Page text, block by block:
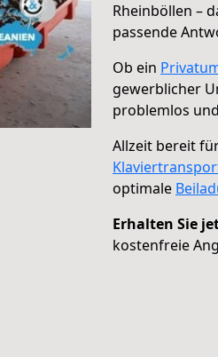
Rheinböllen –
passende
Ob ein
gewerblicher
problemlos
Allzeit bereit
optimale
Erhalten Sie
kostenfreie